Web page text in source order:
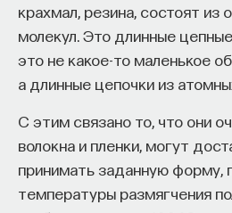
крахмал, резина, состоят из
молекул. Это длинные
это не какое-то маленькое
а длинные цепочки из
С этим связано то, что они
волокна и пленки, могут
принимать заданную форму,
температуры размягчения
подтвердило масштаб: более
проекта имеют STEM-
заинтересованы в работе в
компаниях, но не знают, с
Специалисты сталкиваются
барьерами:
Недостаток информации о
индустриях и карьерных
но обнаружить их след
характерные для вирусов
нуклеотидов в нашей ДНК.
и динозавры, до сих пор
существовать в наших
многих других живых
растений и грибов. Иногда